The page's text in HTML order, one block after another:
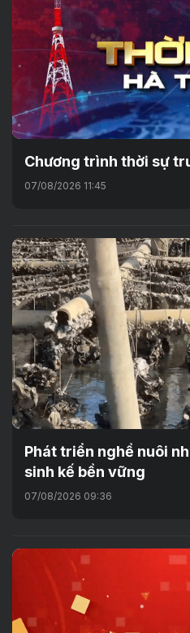
Chương trình thời sự
07/08/2026 11:45
Phát triển nghề nuôi
sinh kế bền vững
07/08/2026 09:36